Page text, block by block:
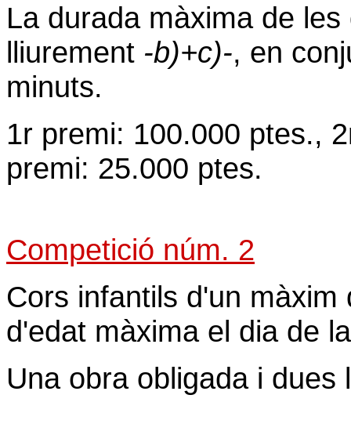
La durada màxima de
lliurement -b)+c)-, en
minuts.
1r premi: 100.000 ptes.,
premi: 25.000 ptes.
Competició núm. 2
Cors infantils d'un
d'edat màxima el dia de
Una obra obligada i